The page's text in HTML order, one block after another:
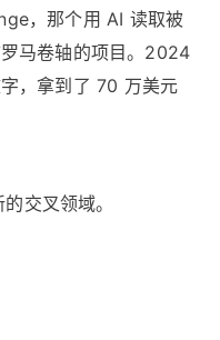
，那个用 AI 读取被
马卷轴的项目。2024
，拿到了 70 万美元
交叉领域。